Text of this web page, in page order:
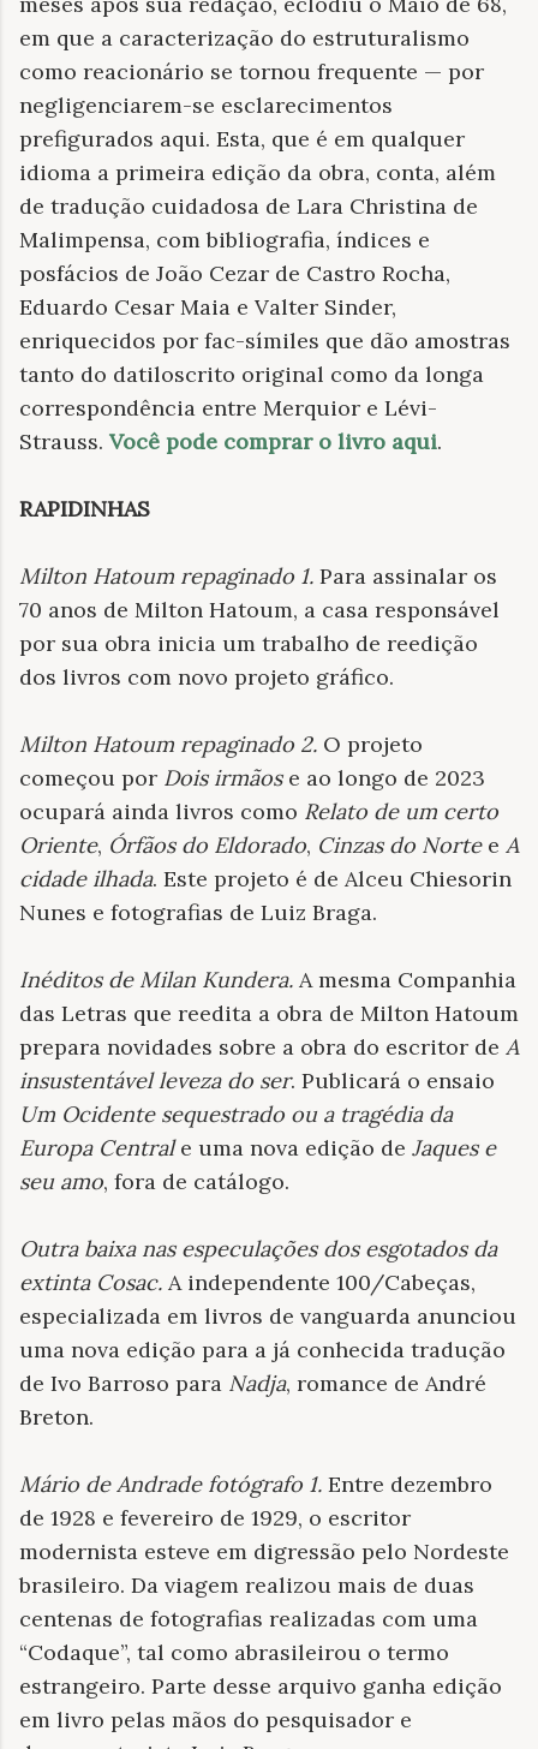
em que a caracterização do estruturalismo
como reacionário se tornou frequente — por
negligenciarem-se esclarecimentos
prefigurados aqui. Esta, que é em qualquer
idioma a primeira edição da obra, conta, além
de tradução cuidadosa de Lara Christina de
Malimpensa, com bibliografia, índices e
posfácios de João Cezar de Castro Rocha,
Eduardo Cesar Maia e Valter Sinder,
enriquecidos por fac-símiles que dão amostras
tanto do datiloscrito original como da longa
correspondência entre Merquior e Lévi-
Strauss. Você pode comprar o livro aqui.
RAPIDINHAS
Milton Hatoum repaginado 1. Para assinalar os
70 anos de Milton Hatoum, a casa responsável
por sua obra inicia um trabalho de reedição
dos livros com novo projeto gráfico.
Milton Hatoum repaginado 2. O projeto
começou por Dois irmãose ao longo de 2023
ocupará ainda livros como Relato de um certo
Oriente, Órfãos do Eldorado, Cinzas do Nortee A
cidade ilhada. Este projeto é de Alceu Chiesorin
Nunes e fotografias de Luiz Braga.
Inéditos de Milan Kundera. A mesma Companhia
das Letras que reedita a obra de Milton Hatoum
prepara novidades sobre a obra do escritor de A
insustentável leveza do ser. Publicará o ensaio
Um Ocidente sequestrado ou a tragédia da
Europa Centrale uma nova edição de Jaques e
seu amo, fora de catálogo.
Outra baixa nas especulações dos esgotados da
extinta Cosac. A independente 100/Cabeças,
especializada em livros de vanguarda anunciou
uma nova edição para a já conhecida tradução
de Ivo Barroso para Nadja, romance de André
Breton.
Mário de Andrade fotógrafo 1. Entre dezembro
de 1928 e fevereiro de 1929, o escritor
modernista esteve em digressão pelo Nordeste
brasileiro. Da viagem realizou mais de duas
centenas de fotografias realizadas com uma
“Codaque”, tal como abrasileirou o termo
estrangeiro. Parte desse arquivo ganha edição
em livro pelas mãos do pesquisador e